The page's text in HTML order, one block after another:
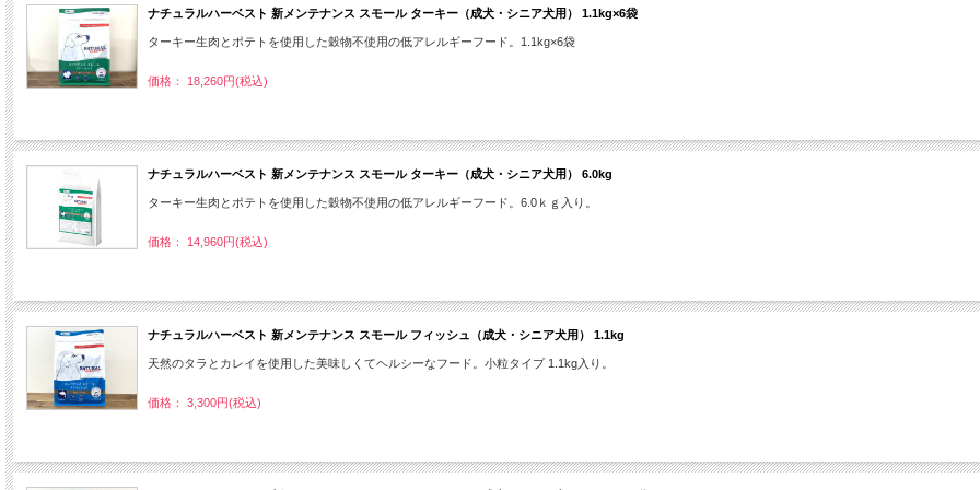
ナチュラルハーベスト 新メンテナンス スモール ターキー（成犬・シニア犬用） 1.1kg×6袋
ターキー生肉とポテトを使用した穀物不使用の低アレルギーフード。1.1kg×6袋
価格： 18,260円(税込)
ナチュラルハーベスト 新メンテナンス スモール ターキー（成犬・シニア犬用） 6.0kg
ターキー生肉とポテトを使用した穀物不使用の低アレルギーフード。6.0ｋｇ入り。
価格： 14,960円(税込)
ナチュラルハーベスト 新メンテナンス スモール フィッシュ（成犬・シニア犬用） 1.1kg
天然のタラとカレイを使用した美味しくてヘルシーなフード。小粒タイプ 1.1kg入り。
価格： 3,300円(税込)